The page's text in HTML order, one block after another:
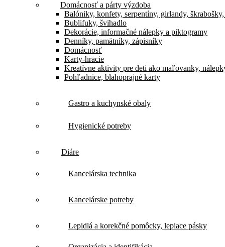
Domácnosť a párty výzdoba
Balóniky, konfety, serpentíny, girlandy,
Bublifuky, švihadlo
Dekorácie, informačné nálepky a piktogramy
Denníky, pamätníky, zápisníky
Domácnosť
Karty-hracie
Kreatívne aktivity pre deti ako maľovanky,
Pohľadnice, blahoprajné karty
Gastro a kuchynské obaly
Hygienické potreby
Diáre
Kancelárska technika
Kancelárske potreby
Lepidlá a korekčné pomôcky, lepiace pásky